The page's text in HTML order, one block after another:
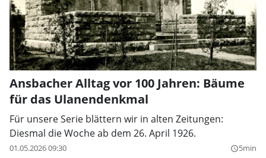
Ansbacher Alltag vor 100 Jahren: Bäume
für das Ulanendenkmal
Für unsere Serie blättern wir in alten Zeitungen:
Diesmal die Woche ab dem 26. April 1926.
01.05.2026 09:30 query_builder5min